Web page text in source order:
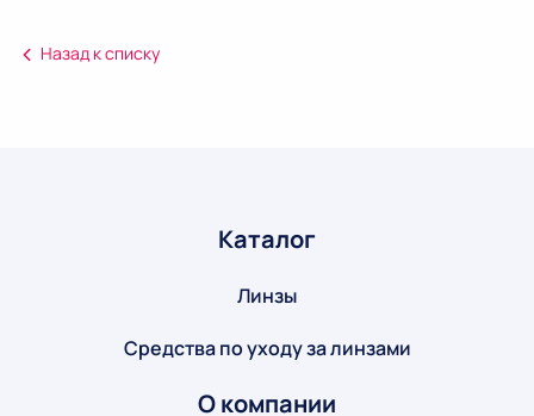
Назад к списку
Каталог
Линзы
Средства по уходу за линзами
О компании